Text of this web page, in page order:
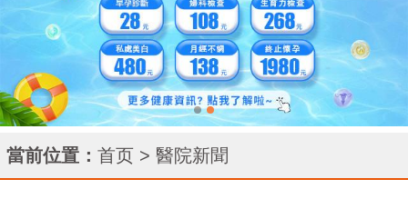
當前位置： 首页 > 醫院新聞